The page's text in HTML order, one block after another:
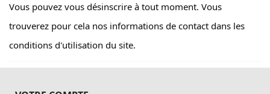
Vous pouvez vous désinscrire à tout moment. Vous
trouverez pour cela nos informations de contact dans les
conditions d'utilisation du site.